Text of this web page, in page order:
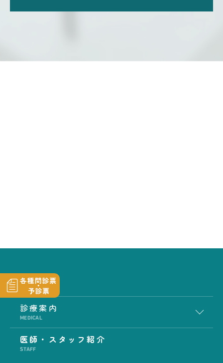
診療案内
MEDICAL
医師・スタッフ紹介
STAFF